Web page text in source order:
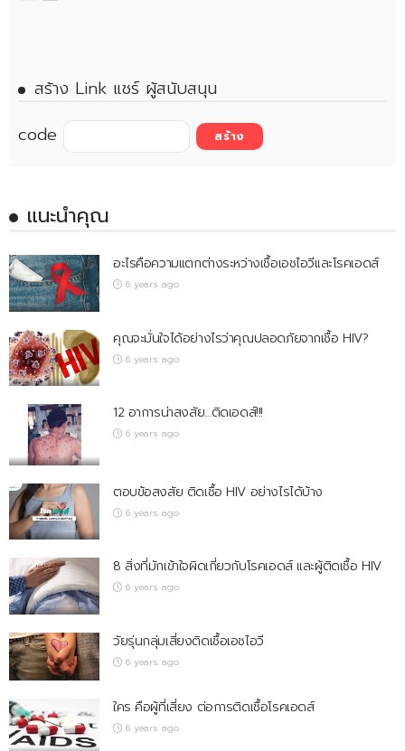
สร้าง Link แชร์ ผู้สนับสนุน
code
แนะนำคุณ
อะไรคือความแตกต่างระหว่างเชื้อเอชไอวีและโรคเอดส์
6 years ago
คุณจะมั่นใจได้อย่างไรว่าคุณปลอดภัยจากเชื้อ HIV?
6 years ago
12 อาการน่าสงสัย…ติดเอดส์!!!
6 years ago
ตอบข้อสงสัย ติดเชื้อ HIV อย่างไรได้บ้าง
6 years ago
8 สิ่งที่มักเข้าใจผิดเกี่ยวกับโรคเอดส์ และผู้ติดเชื้อ HIV
6 years ago
วัยรุ่นกลุ่มเสี่ยงติดเชื้อเอชไอวี
6 years ago
ใคร คือผู้ที่เสี่ยง ต่อการติดเชื้อโรคเอดส์
6 years ago